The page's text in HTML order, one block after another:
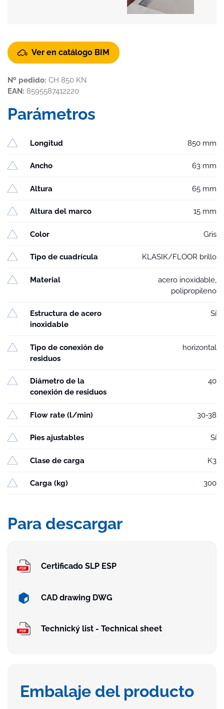
Ver en catálogo BIM
Nº pedido: CH 850 KN
EAN: 8595587412220
Parámetros
Longitud 850 mm
Ancho 63 mm
Altura 65 mm
Altura del marco 15 mm
Color Gris
Tipo de cuadrícula KLASIK/FLOOR brillo
Material
acero inoxidable,
polipropileno
Estructura de acero
inoxidable
Sí
Tipo de conexión de
residuos
horizontal
Diámetro de la
conexión de residuos
40
Flow rate (l/min) 30-38
Pies ajustables Sí
Clase de carga K3
Carga (kg) 300
Para descargar
Certificado SLP ESP
CAD drawing DWG
Technický list - Technical sheet
Embalaje del producto